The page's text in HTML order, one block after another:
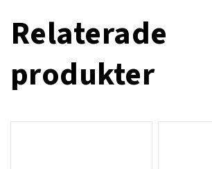
Relaterade
produkter